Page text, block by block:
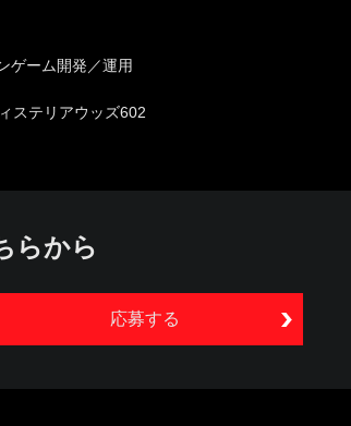
ゲーム開発／運用
ステリアウッズ602
らから
応募する